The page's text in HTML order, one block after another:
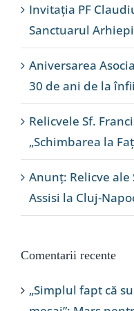
Invitația PF
Sanctuarul
Aniversarea
30 de ani de la
Relicvele Sf.
„Schimbarea la
Anunț: Relicve
Assisi la Cluj-
Comentarii recente
„Simplul fapt că